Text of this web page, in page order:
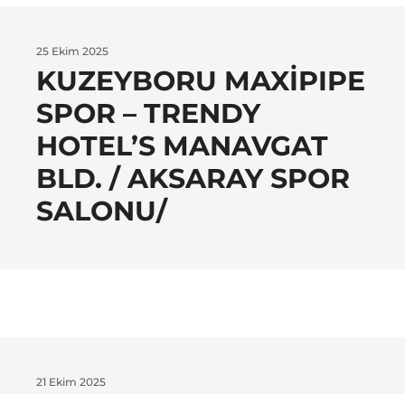
25 Ekim 2025
KUZEYBORU MAXIPIPE
SPOR – TRENDY
HOTEL’S MANAVGAT
BLD. / AKSARAY SPOR
SALONU/
21 Ekim 2025